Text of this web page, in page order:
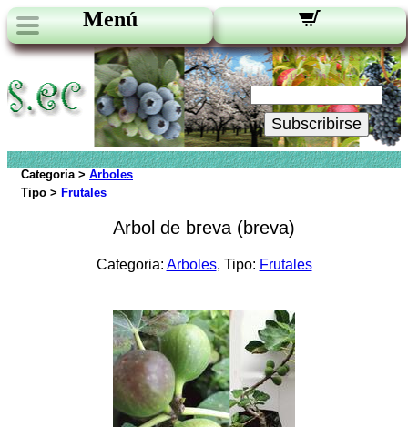
Menú
Novedades:
Su Email:
Subscribirse
Categoria > Arboles
Tipo > Frutales
Arbol de breva (breva)
Categoria: Arboles, Tipo: Frutales